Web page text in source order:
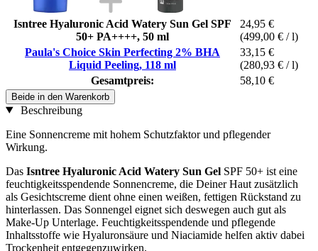
Isntree Hyaluronic Acid Watery Sun Gel SPF
50+ PA++++, 50 ml
24,95 €
(499,00 € / l)
Paula's Choice Skin Perfecting 2% BHA
Liquid Peeling, 118 ml
33,15 €
(280,93 € / l)
Gesamtpreis:
58,10 €
Beide in den Warenkorb
Beschreibung
Eine Sonnencreme mit hohem Schutzfaktor und pflegender
Wirkung.
Das Isntree Hyaluronic Acid Watery Sun Gel SPF 50+ ist eine
feuchtigkeitsspendende Sonnencreme, die Deiner Haut zusätzlich
als Gesichtscreme dient ohne einen weißen, fettigen Rückstand zu
hinterlassen. Das Sonnengel eignet sich deswegen auch gut als
Make-Up Unterlage. Feuchtigkeitsspendende und pflegende
Inhaltsstoffe wie Hyaluronsäure und Niaciamide helfen aktiv dabei
Trockenheit entgegenzuwirken.